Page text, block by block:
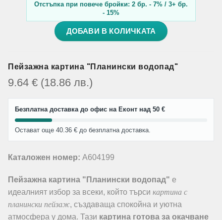
Отстъпка при повече бройки: 2 бр. - 7% / 3+ бр.
- 15%
ДОБАВИ В КОЛИЧКАТА
Пейзажна картина "Планински водопад"
9.64 € (18.86 лв.)
Безплатна доставка до офис на Еконт над 50 €
Остават още 40.36 € до безплатна доставка.
Каталожен номер: A604199
Пейзажна картина "Планински водопад" е
идеалният избор за всеки, който търси картина с
планински пейзаж, създаваща спокойна и уютна
атмосфера у дома. Тази картина готова за окачване